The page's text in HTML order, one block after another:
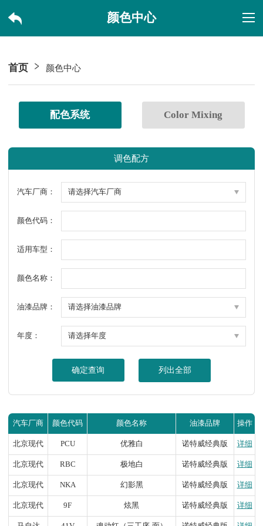
颜色中心
首页 颜色中心
配色系统 Color Mixing
调色配方
汽车厂商：
颜色代码：
适用车型：
颜色名称：
油漆品牌：
年度：
确定查询 列出全部
汽车厂商 颜色代码 颜色名称 油漆品牌 操作
北京现代 PCU 优雅白 诺特威经典版 详细
北京现代 RBC 极地白 诺特威经典版 详细
北京现代 NKA 幻影黑 诺特威经典版 详细
北京现代 9F 炫黑 诺特威经典版 详细